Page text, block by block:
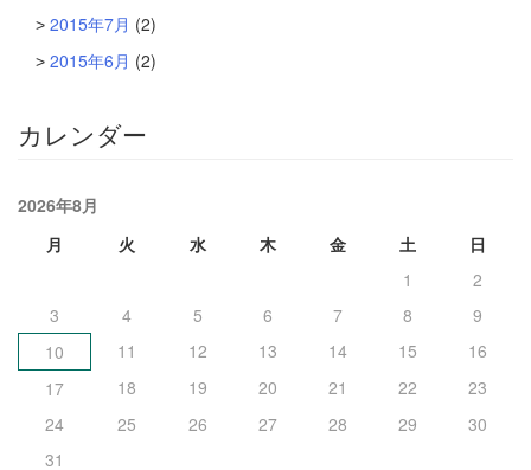
2015年7月 (2)
2015年6月 (2)
カレンダー
2026年8月
月
火 水 木 金 土
日
1
2
3
4 5 6 7 8
9
10
11 12 13 14 15
16
17
18 19 20 21 22
23
24
25 26 27 28 29
30
31